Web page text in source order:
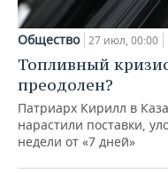
Общество 27 июл, 00:00
Топливный
преодолен?
Патриарх Кирилл в
нарастили поставки,
недели от «7 дней»